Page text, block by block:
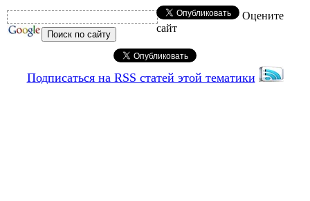
Оцените
сайт
Подписаться на RSS статей этой тематики